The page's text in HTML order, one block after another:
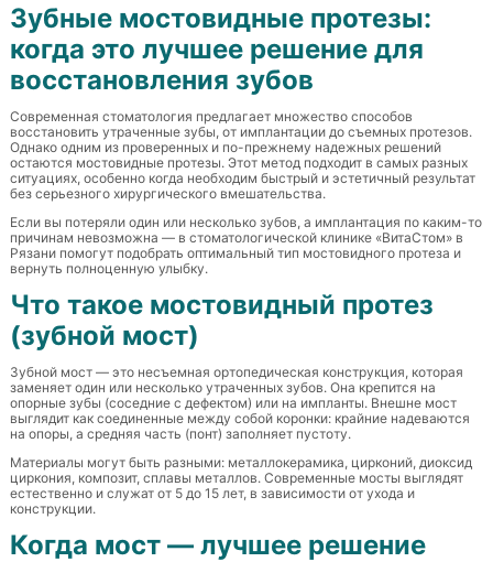
Зубные мостовидные протезы:
когда это лучшее решение для
восстановления зубов
Современная стоматология предлагает множество способов
восстановить утраченные зубы, от имплантации до съемных протезов.
Однако одним из проверенных и по-прежнему надежных решений
остаются мостовидные протезы. Этот метод подходит в самых разных
ситуациях, особенно когда необходим быстрый и эстетичный результат
без серьезного хирургического вмешательства.
Если вы потеряли один или несколько зубов, а имплантация по каким-то
причинам невозможна — в стоматологической клинике «ВитаСтом» в
Рязани помогут подобрать оптимальный тип мостовидного протеза и
вернуть полноценную улыбку.
Что такое мостовидный протез
(зубной мост)
Зубной мост — это несъемная ортопедическая конструкция, которая
заменяет один или несколько утраченных зубов. Она крепится на
опорные зубы (соседние с дефектом) или на импланты. Внешне мост
выглядит как соединенные между собой коронки: крайние надеваются
на опоры, а средняя часть (понт) заполняет пустоту.
Материалы могут быть разными: металлокерамика, цирконий, диоксид
циркония, композит, сплавы металлов. Современные мосты выглядят
естественно и служат от 5 до 15 лет, в зависимости от ухода и
конструкции.
Когда мост — лучшее решение